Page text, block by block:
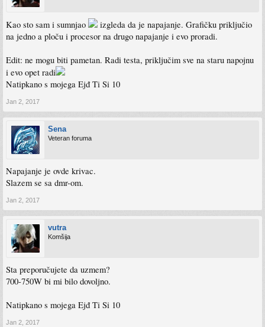
Kao sto sam i sumnjao
izgleda da je napajanje. Grafičku priključio
na jedno a ploču i procesor na drugo napajanje i evo proradi.
Edit: ne mogu biti pametan. Radi testa, priključim sve na staru napojnu
i evo opet radi
Natipkano s mojega Ejđ Ti Si 10
Jan 2, 2017
Sena
Veteran foruma
Napajanje je ovde krivac.
Slazem se sa dmr-om.
Jan 2, 2017
vutra
Komšija
Sta preporučujete da uzmem?
700-750W bi mi bilo dovoljno.
Natipkano s mojega Ejđ Ti Si 10
Jan 2, 2017